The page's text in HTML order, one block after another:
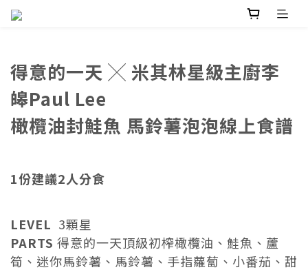
得意的一天 ╳ 米其林星級主廚李
皞Paul Lee
橄欖油封鮭魚 馬鈴薯泡泡線上食譜
1份建議2人分食
LEVEL 3顆星
PARTS 得意的一天頂級初榨橄欖油、 鮭魚、蘆
筍、 迷你馬鈴薯、馬鈴薯、 手指蘿蔔、小番茄、甜